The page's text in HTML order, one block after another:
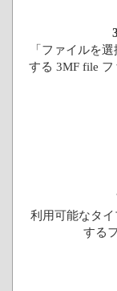
「ファイルを
する 3MF file
利用可能なタ
する